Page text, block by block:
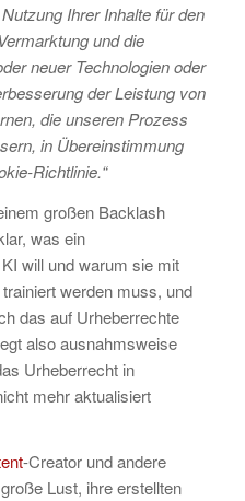
Ihrer Inhalte für den
und die
neuer Technologien oder
der Leistung von
die unseren Prozess
in Übereinstimmung
Richtlinie.“
großen Backlash
was ein
will und warum sie mit
werden muss, und
das auf Urheberrechte
also ausnahmsweise
Urheberrecht in
mehr aktualisiert
-Creator und andere
Lust, ihre erstellten